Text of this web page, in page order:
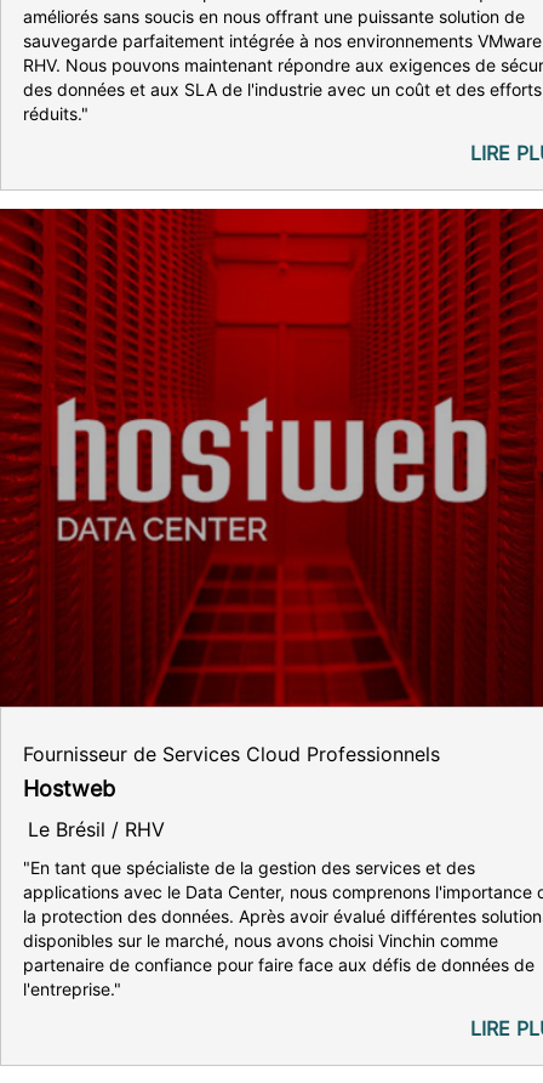
améliorés sans soucis en nous offrant une puissante solution de
sauvegarde parfaitement intégrée à nos environnements
RHV. Nous pouvons maintenant répondre aux exigences de
des données et aux SLA de l'industrie avec un coût et des efforts
réduits."
LIRE
Fournisseur de Services Cloud Professionnels
Hostweb
Le Brésil / RHV
"En tant que spécialiste de la gestion des services et des
applications avec le Data Center, nous comprenons l'importance
la protection des données. Après avoir évalué différentes
disponibles sur le marché, nous avons choisi Vinchin comme
partenaire de confiance pour faire face aux défis de données de
l'entreprise."
LIRE